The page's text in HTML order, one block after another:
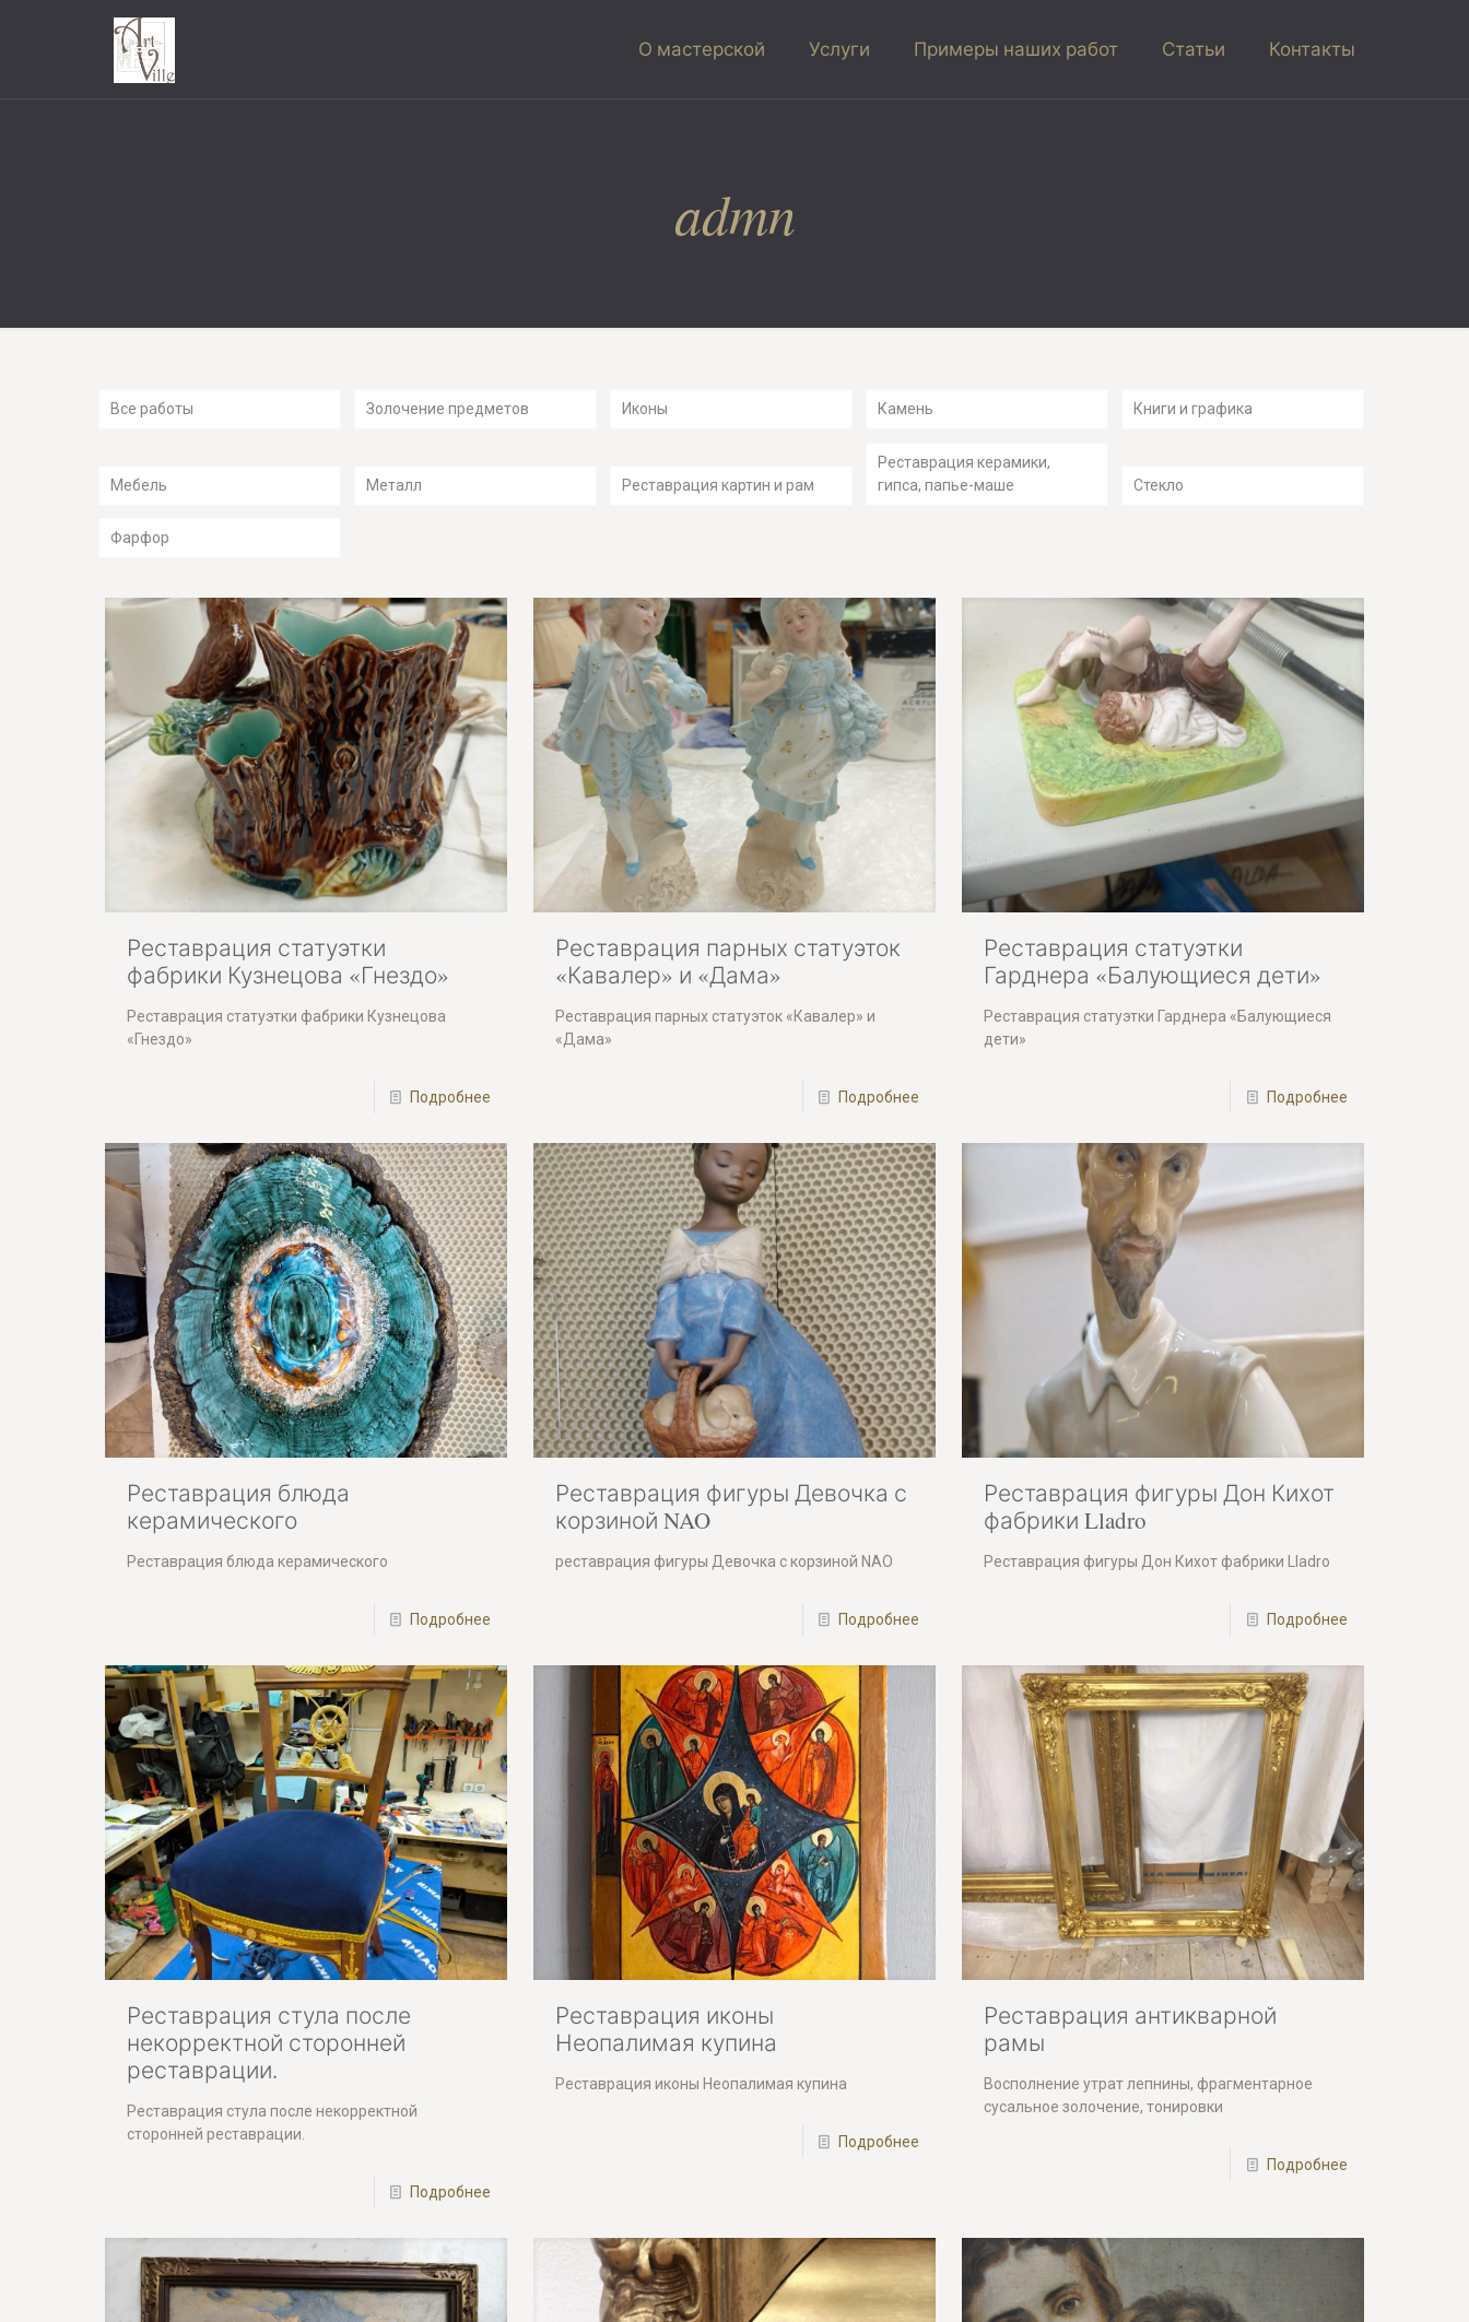
О мастерской Услуги Примеры наших работ Статьи Контакты
admn
Все работы Золочение предметов Иконы Камень Книги и графика
Мебель Металл Реставрация картин и рам
Реставрация керамики,
гипса, папье-маше
Стекло
Фарфор
Реставрация статуэтки
фабрики Кузнецова «Гнездо»
Реставрация статуэтки фабрики Кузнецова
«Гнездо»
Подробнее
Реставрация парных статуэток
«Кавалер» и «Дама»
Реставрация парных статуэток «Кавалер» и
«Дама»
Подробнее
Реставрация статуэтки
Гарднера «Балующиеся дети»
Реставрация статуэтки Гарднера «Балующиеся
дети»
Подробнее
Реставрация блюда
керамического
Реставрация блюда керамического
Подробнее
Реставрация фигуры Девочка с
корзиной NAO
реставрация фигуры Девочка с корзиной NAO
Подробнее
Реставрация фигуры Дон Кихот
фабрики Lladro
Реставрация фигуры Дон Кихот фабрики Lladro
Подробнее
Реставрация стула после
некорректной сторонней
реставрации.
Реставрация стула после некорректной
сторонней реставрации.
Подробнее
Реставрация иконы
Неопалимая купина
Реставрация иконы Неопалимая купина
Подробнее
Реставрация антикварной
рамы
Восполнение утрат лепнины, фрагментарное
сусальное золочение, тонировки
Подробнее